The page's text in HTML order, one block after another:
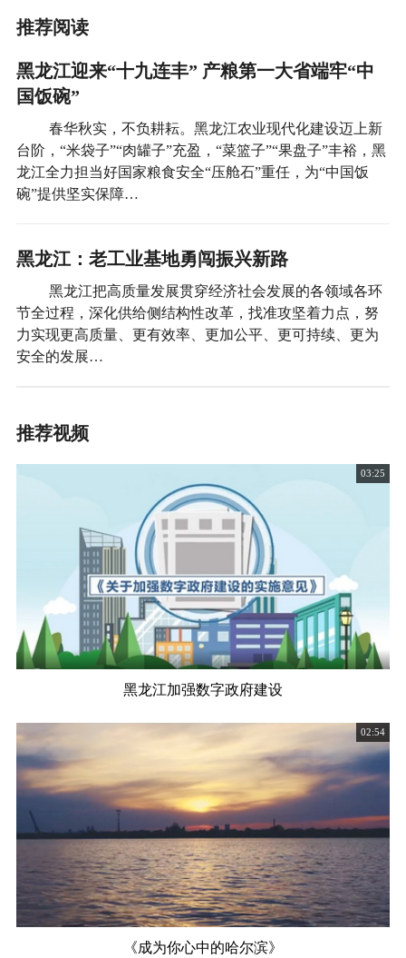
推荐阅读
黑龙江迎来“十九连丰” 产粮第一大省端牢“中
国饭碗”
春华秋实，不负耕耘。黑龙江农业现代化建设迈上新
台阶，“米袋子”“肉罐子”充盈，“菜篮子”“果盘子”丰裕，黑
龙江全力担当好国家粮食安全“压舱石”重任，为“中国饭
碗”提供坚实保障…
黑龙江：老工业基地勇闯振兴新路
黑龙江把高质量发展贯穿经济社会发展的各领域各环
节全过程，深化供给侧结构性改革，找准攻坚着力点，努
力实现更高质量、更有效率、更加公平、更可持续、更为
安全的发展…
推荐视频
黑龙江加强数字政府建设
03:25
《成为你心中的哈尔滨》
02:54